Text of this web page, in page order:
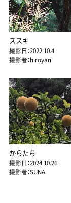
ススキ
撮影日：2022.10.4
撮影者：hiroyan
からたち
撮影日：2024.10.26
撮影者：SUNA